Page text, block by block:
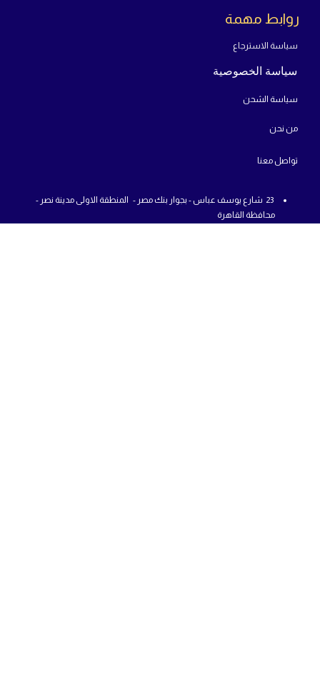
روابط مهمة
سياسة الاسترجاع
سياسة الخصوصية
سياسة الشحن
من نحن
تواصل معنا
23 شارع يوسف عباس - بجوار بنك مصر - المنطقة الاولى مدينة نصر -
محافظة القاهرة